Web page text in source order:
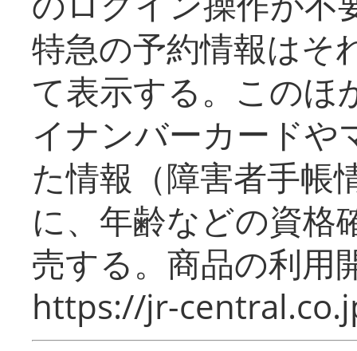
特急の予約情報はそ
て表示する。このほ
イナンバーカードや
た情報（障害者手帳
に、年齢などの資格
売する。商品の利用
https://jr-